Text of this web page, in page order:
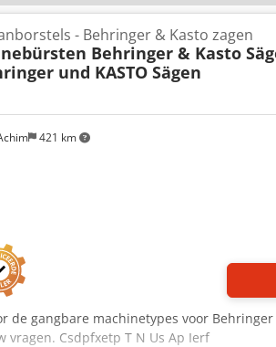
421 km
- Behringer & Kasto zagen
Behringer & Kasto
und KASTO Sägen
de gangbare machinetypes voor
Csdpfxetp T N Us Ap Ierf